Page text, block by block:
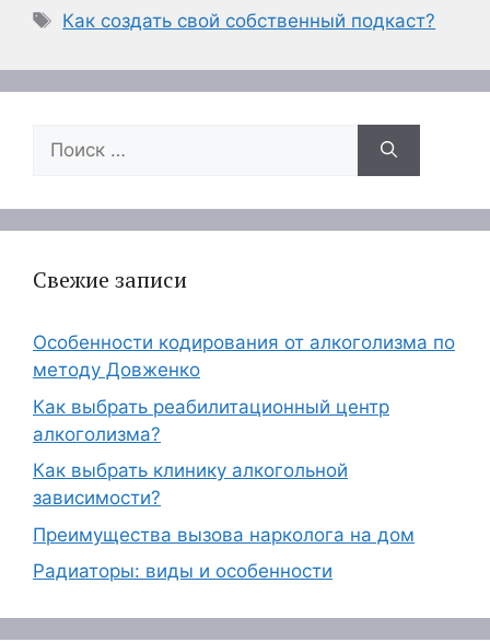
Метки
Как создать свой собственный подкаст?
Поиск:
Свежие записи
Особенности кодирования от алкоголизма по
методу Довженко
Как выбрать реабилитационный центр
алкоголизма?
Как выбрать клинику алкогольной
зависимости?
Преимущества вызова нарколога на дом
Радиаторы: виды и особенности